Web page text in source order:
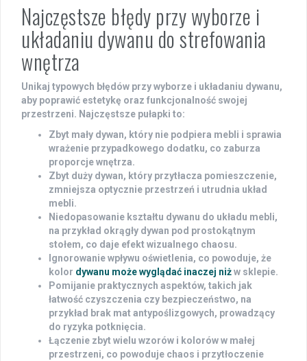
Najczęstsze błędy przy wyborze i
układaniu dywanu do strefowania
wnętrza
Unikaj typowych błędów przy wyborze i układaniu dywanu,
aby poprawić estetykę oraz funkcjonalność swojej
przestrzeni. Najczęstsze pułapki to:
Zbyt mały dywan, który nie podpiera mebli i sprawia
wrażenie przypadkowego dodatku, co zaburza
proporcje wnętrza.
Zbyt duży dywan, który przytłacza pomieszczenie,
zmniejsza optycznie przestrzeń i utrudnia układ
mebli.
Niedopasowanie kształtu dywanu do układu mebli,
na przykład okrągły dywan pod prostokątnym
stołem, co daje efekt wizualnego chaosu.
Ignorowanie wpływu oświetlenia, co powoduje, że
kolor dywanu może wyglądać inaczej niżw sklepie.
Pomijanie praktycznych aspektów, takich jak
łatwość czyszczenia czy bezpieczeństwo, na
przykład brak mat antypoślizgowych, prowadzący
do ryzyka potknięcia.
Łączenie zbyt wielu wzorów i koloróww małej
przestrzeni, co powoduje chaos i przytłoczenie